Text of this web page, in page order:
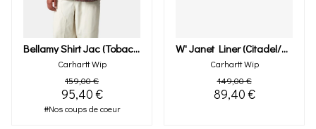
Bellamy Shirt Jac (tobacco)
Carhartt Wip
159,00 €
95,40 €
#Nos coups de coeur
W' Janet Liner (citadel/black)
Carhartt Wip
149,00 €
89,40 €